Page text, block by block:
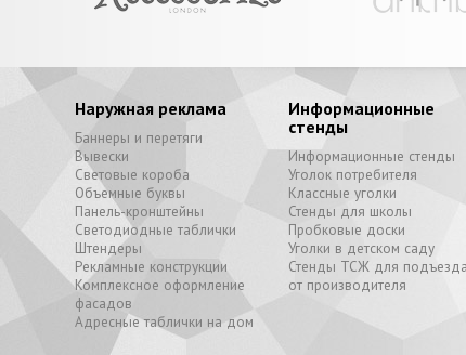
Наружная реклама
Баннеры и перетяги
Вывески
Световые короба
Объемные буквы
Панель-кронштейны
Светодиодные таблички
Штендеры
Рекламные конструкции
Комплексное оформление
фасадов
Адресные таблички на дом
Информационные
стенды
Информационные стенды
Уголок потребителя
Классные уголки
Стенды для школы
Пробковые доски
Уголки в детском саду
Стенды ТСЖ для подъезда
от производителя